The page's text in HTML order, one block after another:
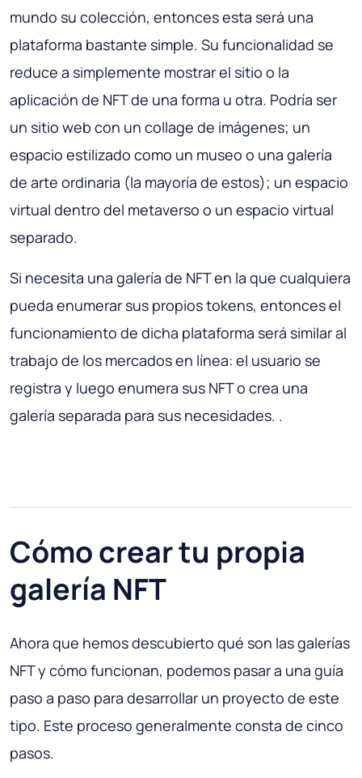
mundo su colección, entonces esta será una
plataforma bastante simple. Su funcionalidad se
reduce a simplemente mostrar el sitio o la
aplicación de NFT de una forma u otra. Podría ser
un sitio web con un collage de imágenes; un
espacio estilizado como un museo o una galería
de arte ordinaria (la mayoría de estos); un espacio
virtual dentro del metaverso o un espacio virtual
separado.
Si necesita una galería de NFT en la que cualquiera
pueda enumerar sus propios tokens, entonces el
funcionamiento de dicha plataforma será similar al
trabajo de los mercados en línea: el usuario se
registra y luego enumera sus NFT o crea una
galería separada para sus necesidades. .
Cómo crear tu propia
galería NFT
Ahora que hemos descubierto qué son las galerías
NFT y cómo funcionan, podemos pasar a una guía
paso a paso para desarrollar un proyecto de este
tipo. Este proceso generalmente consta de cinco
pasos.